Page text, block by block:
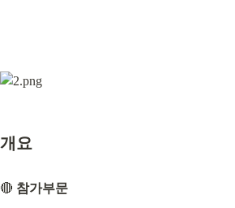
개요
🔴 참가부문